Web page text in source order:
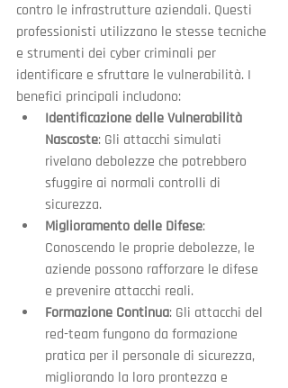
contro le infrastrutture aziendali. Questi
professionisti utilizzano le stesse tecniche
e strumenti dei cyber criminali per
identificare e sfruttare le vulnerabilità. I
benefici principali includono:
Identificazione delle Vulnerabilità
Nascoste: Gli attacchi simulati
rivelano debolezze che potrebbero
sfuggire ai normali controlli di
sicurezza.
Miglioramento delle Difese:
Conoscendo le proprie debolezze, le
aziende possono rafforzare le difese
e prevenire attacchi reali.
Formazione Continua: Gli attacchi del
red-team fungono da formazione
pratica per il personale di sicurezza,
migliorando la loro prontezza e